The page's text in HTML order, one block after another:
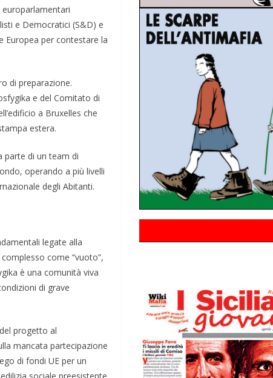
e Democratici (S&D) e
Europea per contestare la
di preparazione.
e del Comitato di
a Bruxelles che
estera.
parte di un team di
operando a più livelli
degli Abitanti.
legate alla
come “vuoto”,
è una comunità viva
di grave
progetto al
mancata partecipazione
di fondi UE per un